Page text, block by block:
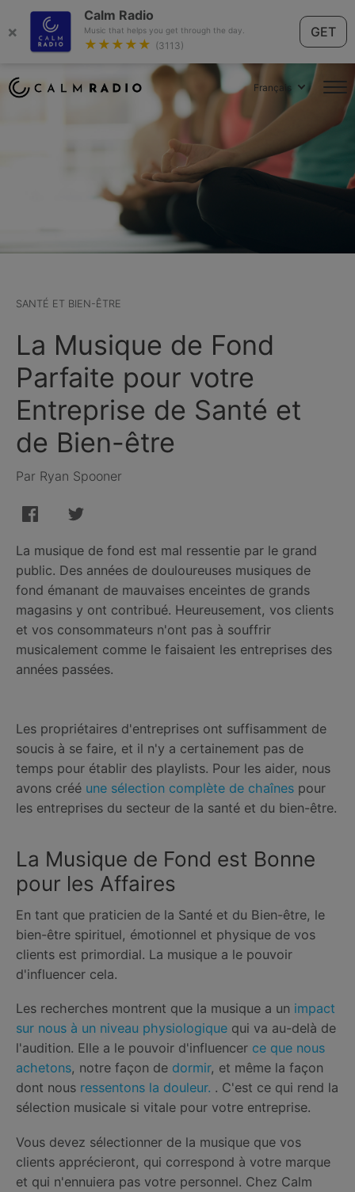
×
Calm Radio
Music that helps you get through the day.
★★★★★ (3113)
GET
Français
SANTÉ ET BIEN-ÊTRE
La Musique de Fond
Parfaite pour votre
Entreprise de Santé et
de Bien-être
Par Ryan Spooner
La musique de fond est mal ressentie par le grand
public. Des années de douloureuses musiques de
fond émanant de mauvaises enceintes de grands
magasins y ont contribué. Heureusement, vos clients
et vos consommateurs n'ont pas à souffrir
musicalement comme le faisaient les entreprises des
années passées.
Les propriétaires d'entreprises ont suffisamment de
soucis à se faire, et il n'y a certainement pas de
temps pour établir des playlists. Pour les aider, nous
avons créé une sélection complète de chaînes pour
les entreprises du secteur de la santé et du bien-être.
La Musique de Fond est Bonne
pour les Affaires
En tant que praticien de la Santé et du Bien-être, le
bien-être spirituel, émotionnel et physique de vos
clients est primordial. La musique a le pouvoir
d'influencer cela.
Les recherches montrent que la musique a un impact
sur nous à un niveau physiologique qui va au-delà de
l'audition. Elle a le pouvoir d'influencer ce que nous
achetons, notre façon de dormir, et même la façon
dont nous ressentons la douleur. . C'est ce qui rend la
sélection musicale si vitale pour votre entreprise.
Vous devez sélectionner de la musique que vos
clients apprécieront, qui correspond à votre marque
et qui n'ennuiera pas votre personnel. Chez Calm